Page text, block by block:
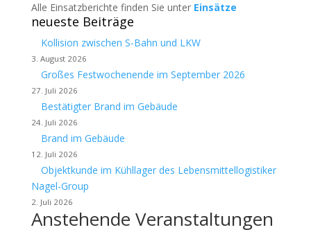
Alle Einsatzberichte finden Sie unter Einsätze
neueste Beiträge
Kollision zwischen S-Bahn und LKW
3. August 2026
Großes Festwochenende im September 2026
27. Juli 2026
Bestätigter Brand im Gebäude
24. Juli 2026
Brand im Gebäude
12. Juli 2026
Objektkunde im Kühllager des Lebensmittellogistiker
Nagel-Group
2. Juli 2026
Anstehende Veranstaltungen